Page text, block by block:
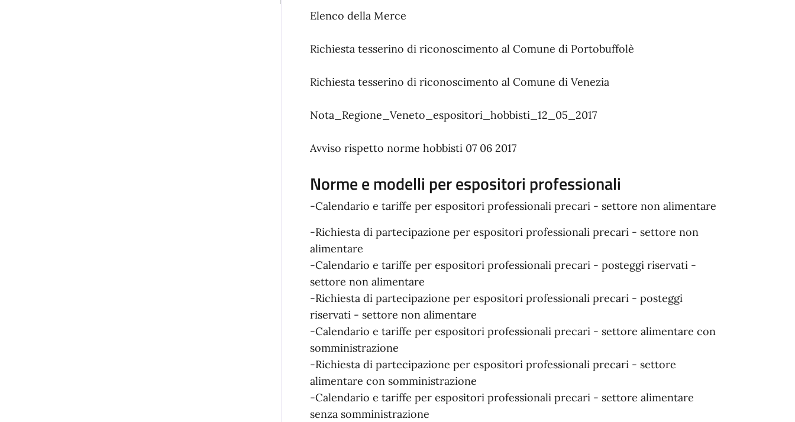
Elenco della Merce
Richiesta tesserino di riconoscimento al Comune di Portobuffolè
Richiesta tesserino di riconoscimento al Comune di Venezia
Nota_Regione_Veneto_espositori_hobbisti_12_05_2017
Avviso rispetto norme hobbisti 07 06 2017
Norme e modelli per espositori professionali
-Calendario e tariffe per espositori professionali precari - settore non alimentare
-Richiesta di partecipazione per espositori professionali precari - settore non
alimentare
-Calendario e tariffe per espositori professionali precari - posteggi riservati -
settore non alimentare
-Richiesta di partecipazione per espositori professionali precari - posteggi
riservati - settore non alimentare
-Calendario e tariffe per espositori professionali precari - settore alimentare con
somministrazione
-Richiesta di partecipazione per espositori professionali precari - settore
alimentare con somministrazione
-Calendario e tariffe per espositori professionali precari - settore alimentare
senza somministrazione